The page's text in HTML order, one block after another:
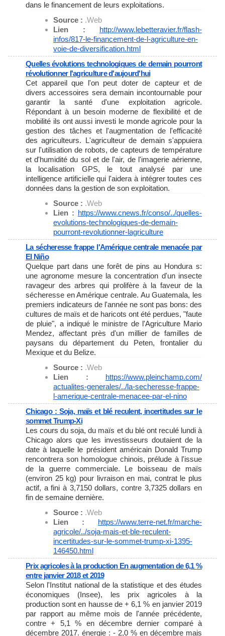
dans le financement de leurs exploitations.
Source : .Web
Lien : http://www.lebetteravier.fr/flash-
infos/817-le-financement-de-l-agriculture-en-
voie-de-diversification.html
Quelles évolutions technologiques de demain pourront
révolutionner l'agriculture d'aujourd'hui
Cet appareil que l'on peut doter de capteur et de
divers accessoires sera demain incontournable pour
garantir la santé d'une exploitation agricole.
Répondant à un besoin moderne de flexibilité et de
mobilité ils ont aussi investi le monde agricole pour la
gestion des tâches et l'augmentation de l'efficacité
des agriculteurs. L'agriculteur de demain s'appuiera
sur l'utilisation de robots, de capteurs de température
et d'humidité du sol et de l'air, de l'imagerie aérienne,
la localisation GPS, le tout analysé par une
intelligence artificielle qui l'aidera à intégrer toutes ces
données dans la gestion de son exploitation.
Source : .Web
Lien : https://www.cnews.fr/conso/../quelles-
evolutions-technologiques-de-demain-
pourront-revolutionner-lagriculture
La sécheresse frappe l'Amérique centrale menacée par
El Niño
Quelque part dans une forêt de pins au Hondura s:
une agronome mesure la concentration d'un insecte
ravageur des arbres qui prolifère à la faveur de la
sécheresse en Amérique centrale. Au Guatemala, les
premiers indicateurs de l'année ne sont pas bons: des
cultures de maïs et de haricots ont été perdues, "faute
de pluie", a indiqué le ministre de l'Agriculture Mario
Mendez, affectant près d'un millier de familles de
paysans du département du Peten, frontalier du
Mexique et du Belize.
Source : .Web
Lien : https://www.pleinchamp.com/
actualites-generales/../la-secheresse-frappe-
l-amerique-centrale-menacee-par-el-nino
Chicago : Soja, maïs et blé reculent, incertitudes sur le
sommet Trump-Xi
Les cours du soja, du maïs et du blé ont reculé lundi à
Chicago alors que les investisseurs doutaient de la
date à laquelle le président américain Donald Trump
rencontrera son homologue chinois, prélude à l'issue
de la guerre commerciale. Le boisseau de maïs
(environ 25 kg) pour livraison en mai, contrat le plus
actif, a fini à 3,7150 dollars, contre 3,7325 dollars en
fin de semaine dernière.
Source : .Web
Lien : https://www.terre-net.fr/marche-
agricole/../soja-mais-et-ble-reculent-
incertitudes-sur-le-sommet-trump-xi-1395-
146450.html
Prix agricoles à la production En augmentation de 6,1 %
entre janvier 2018 et 2019
Selon l'Institut national de la statistique et des études
économiques (Insee), les prix agricoles à la
production sont en hausse de + 6,1 % en janvier 2019
par rapport au même mois de l'année précédente,
contre + 5,1 % en décembre dernier comparé à
décembre 2017. énergie : - 2,0 % en décembre mais